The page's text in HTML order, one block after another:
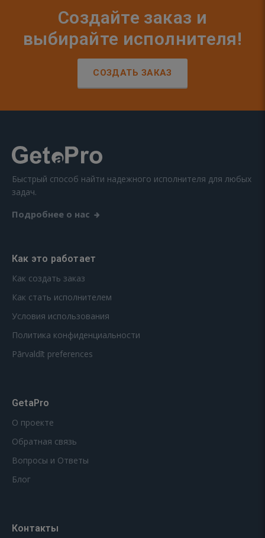
Создайте заказ и
выбирайте исполнителя!
СОЗДАТЬ ЗАКАЗ
Быстрый способ найти надежного исполнителя для любых
задач.
Подробнее о нас
Как это работает
Как создать заказ
Как стать исполнителем
Условия использования
Политика конфиденциальности
Pārvaldīt preferences
GetaPro
О проекте
Обратная связь
Вопросы и Ответы
Блог
Контакты